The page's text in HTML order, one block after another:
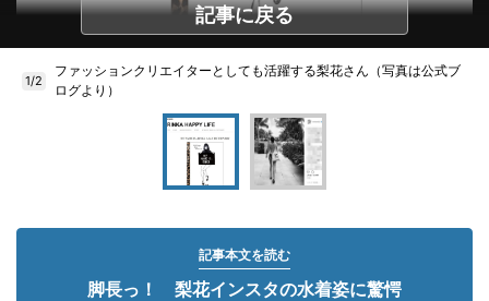
記事に戻る
1/2
ファッションクリエイターとしても活躍する梨花さん（写真は公式ブ
ログより）
記事本文を読む
脚長っ！ 梨花インスタの水着姿に驚愕